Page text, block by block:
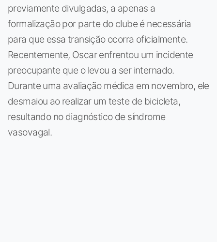
previamente divulgadas, a apenas a
formalização por parte do clube é necessária
para que essa transição ocorra oficialmente.
Recentemente, Oscar enfrentou um incidente
preocupante que o levou a ser internado.
Durante uma avaliação médica em novembro, ele
desmaiou ao realizar um teste de bicicleta,
resultando no diagnóstico de síndrome
vasovagal.